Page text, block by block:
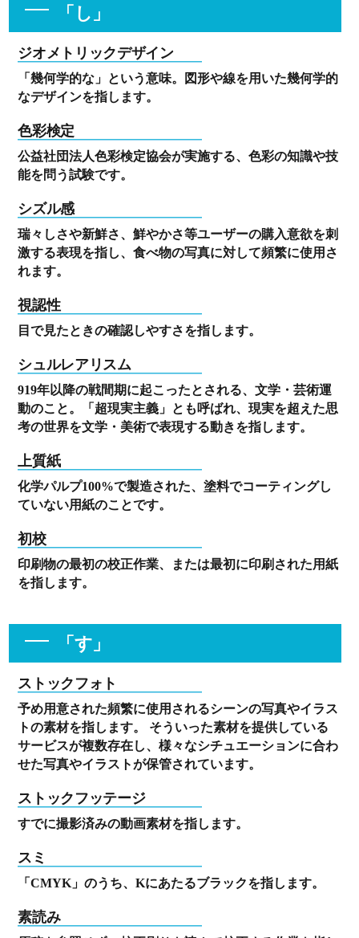
「し」
ジオメトリックデザイン
「幾何学的な」という意味。図形や線を用いた幾何学的
なデザインを指します。
色彩検定
公益社団法人色彩検定協会が実施する、色彩の知識や技
能を問う試験です。
シズル感
瑞々しさや新鮮さ、鮮やかさ等ユーザーの購入意欲を刺
激する表現を指し、食べ物の写真に対して頻繁に使用さ
れます。
視認性
目で見たときの確認しやすさを指します。
シュルレアリスム
919年以降の戦間期に起こったとされる、文学・芸術運
動のこと。「超現実主義」とも呼ばれ、現実を超えた思
考の世界を文学・美術で表現する動きを指します。
上質紙
化学パルプ100%で製造された、塗料でコーティングし
ていない用紙のことです。
初校
印刷物の最初の校正作業、または最初に印刷された用紙
を指します。
「す」
ストックフォト
予め用意された頻繁に使用されるシーンの写真やイラス
トの素材を指します。 そういった素材を提供している
サービスが複数存在し、様々なシチュエーションに合わ
せた写真やイラストが保管されています。
ストックフッテージ
すでに撮影済みの動画素材を指します。
スミ
「CMYK」のうち、Kにあたるブラックを指します。
素読み